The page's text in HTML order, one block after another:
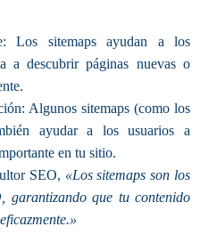
Los sitemaps ayudan a los
a descubrir páginas nuevas o
Algunos sitemaps (como los
ayudar a los usuarios a
en tu sitio.
SEO, «Los sitemaps son los
garantizando que tu contenido